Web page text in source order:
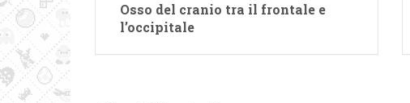
Osso del cranio tra il frontale e
l’occipitale